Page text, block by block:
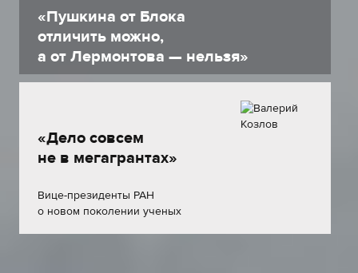
«Пушкина от Блока
отличить можно,
а от Лермонтова — нельзя»
«Дело совсем
не в мегагрантах»
Вице-президенты РАН
о новом поколении ученых